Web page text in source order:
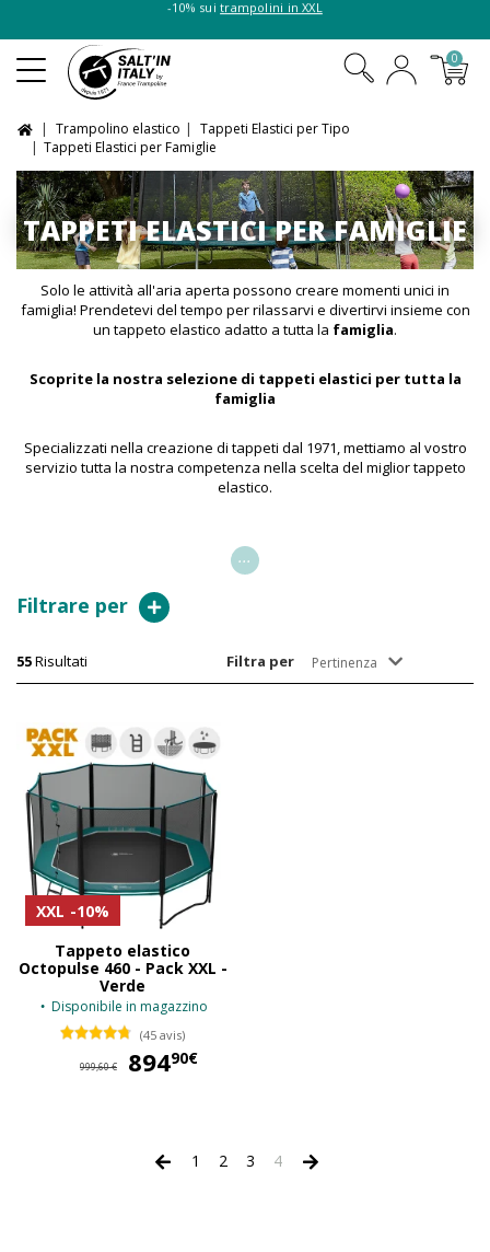
-10% suitrampolini in XXL
0
Trampolino elastico
Tappeti Elastici per Tipo
Tappeti Elastici per Famiglie
TAPPETI ELASTICI PER FAMIGLIE
Solo le attività all'aria aperta possono creare momenti unici in
famiglia! Prendetevi del tempo per rilassarvi e divertirvi insieme con
un tappeto elastico adatto a tutta la famiglia.
Scoprite la nostra selezione di tappeti elastici per tutta la
famiglia
Specializzati nella creazione di tappeti dal 1971, mettiamo al vostro
servizio tutta la nostra competenza nella scelta del miglior tappeto
elastico.
...
Filtrare per
55Risultati Filtra per Pertinenza
XXL -10%
Tappeto elastico
Octopulse 460 - Pack XXL -
Verde
Disponibile in magazzino
(45 avis)
999,60 € 89490€
1 2 3 4